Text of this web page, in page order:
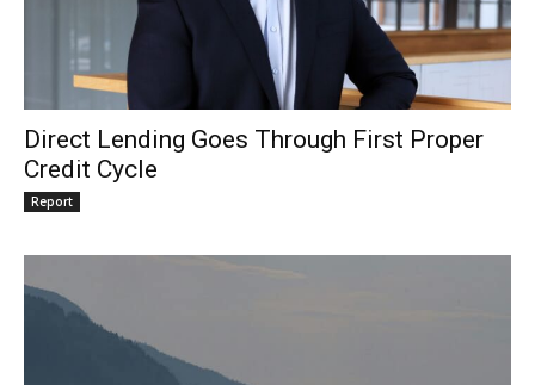
Direct Lending Goes Through First Proper
Credit Cycle
Report